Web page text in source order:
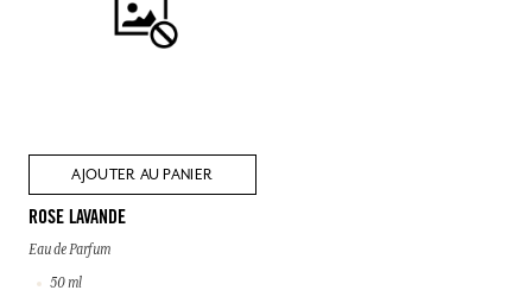
AJOUTER AU PANIER
ROSE LAVANDE
Eau de Parfum
50 ml